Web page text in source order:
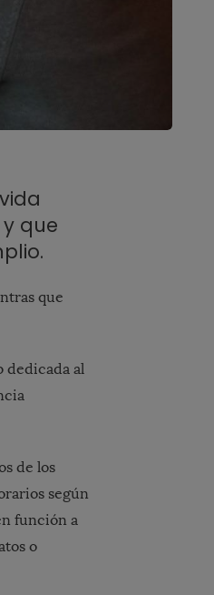
que
que
dedicada al
de los
según
función a
o